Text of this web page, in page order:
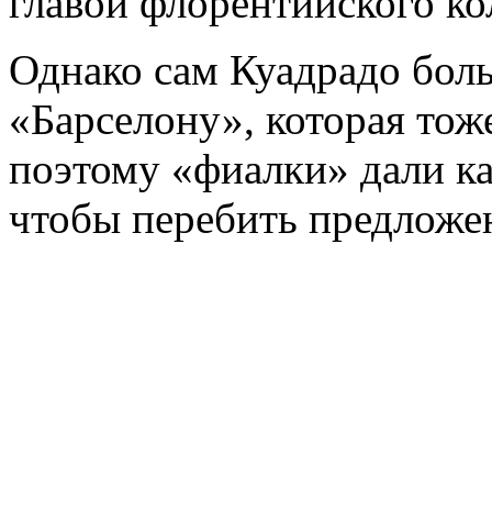
Однако сам Куадрадо
«Барселону», которая
поэтому «фиалки» дали
чтобы перебить